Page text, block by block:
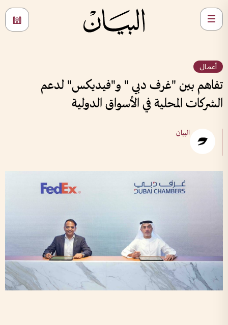
أعمال
تفاهم بين "غرف دبي " و"فيديكس" لدعم
الشركات المحلية في الأسواق الدولية
البيان